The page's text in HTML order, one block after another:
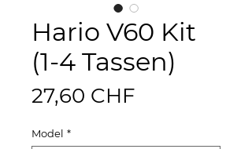
Hario V60 Kit
(1-4 Tassen)
27,60 CHFPreis
Model *